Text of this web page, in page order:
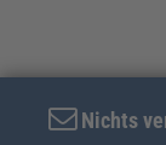
Nichts